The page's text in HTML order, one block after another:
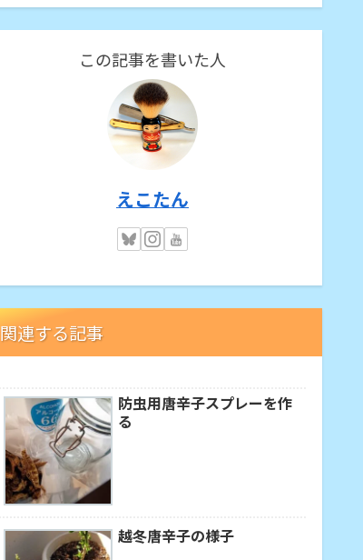
この記事を書いた人
えこたん
関連する記事
防虫用唐辛子スプレーを作
る
越冬唐辛子の様子